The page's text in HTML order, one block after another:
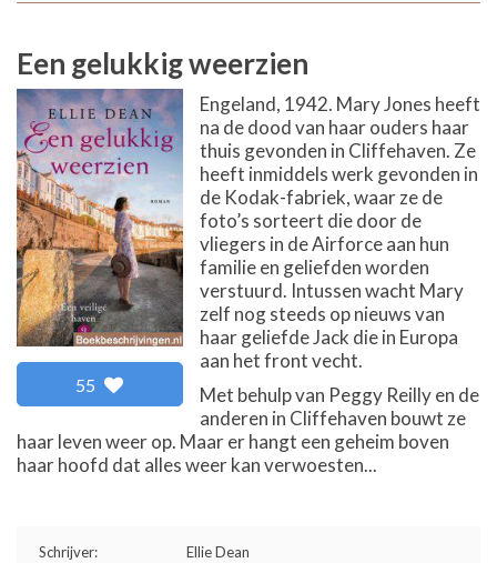
Een gelukkig weerzien
55
Engeland, 1942. Mary Jones heeft
na de dood van haar ouders haar
thuis gevonden in Cliffehaven. Ze
heeft inmiddels werk gevonden in
de Kodak-fabriek, waar ze de
foto’s sorteert die door de
vliegers in de Airforce aan hun
familie en geliefden worden
verstuurd. Intussen wacht Mary
zelf nog steeds op nieuws van
haar geliefde Jack die in Europa
aan het front vecht.
Met behulp van Peggy Reilly en de
anderen in Cliffehaven bouwt ze
haar leven weer op. Maar er hangt een geheim boven
haar hoofd dat alles weer kan verwoesten...
Schrijver:
Ellie Dean